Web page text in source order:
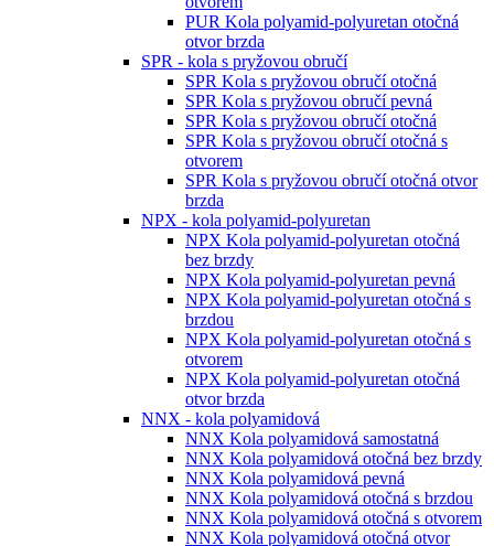
PUR Kola polyamid-polyuretan otočná
otvor brzda
SPR - kola s pryžovou obručí
SPR Kola s pryžovou obručí otočná
SPR Kola s pryžovou obručí pevná
SPR Kola s pryžovou obručí otočná
SPR Kola s pryžovou obručí otočná s
otvorem
SPR Kola s pryžovou obručí otočná otvor
brzda
NPX - kola polyamid-polyuretan
NPX Kola polyamid-polyuretan otočná
bez brzdy
NPX Kola polyamid-polyuretan pevná
NPX Kola polyamid-polyuretan otočná s
brzdou
NPX Kola polyamid-polyuretan otočná s
otvorem
NPX Kola polyamid-polyuretan otočná
otvor brzda
NNX - kola polyamidová
NNX Kola polyamidová samostatná
NNX Kola polyamidová otočná bez brzdy
NNX Kola polyamidová pevná
NNX Kola polyamidová otočná s brzdou
NNX Kola polyamidová otočná s otvorem
NNX Kola polyamidová otočná otvor